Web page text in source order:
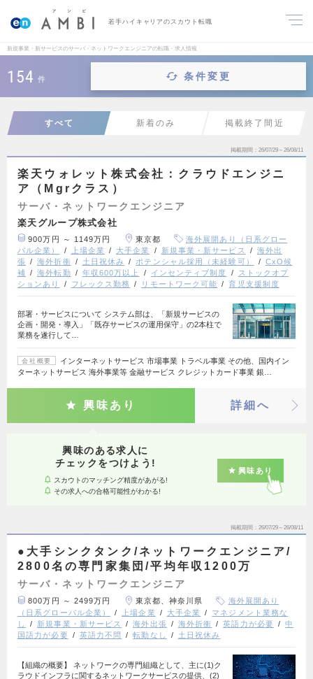
若手ハイキャリアのスカウト転職
新規事業・新サービスのサーバ・ネットワークエンジニアの転職・求人情報
154 件 条件変更
すべて 新着のみ 掲載終了間近
掲載期間 26/07/29～26/08/11
楽天ウォレット株式会社：クラウドエンジニ
ア（Mgrクラス）
サーバ・ネットワークエンジニア
楽天グループ株式会社
900万円 ～ 1149万円 東京都
海外展開あり（日系グロー
バル企業）
上場企業 大手企業 新規事業・新サービス
海外出
張
海外折衝 土日祝休み ポテンシャル採用（未経験可）
CxO候
補
海外転勤 年収600万以上 インセンティブ制度
ストックオプ
ションあり
フレックス勤務 リモートワーク可能 育児支援制度
部署・サービスについて システム部は、「新規サービスの
企画・開発・導入」「既存サービスの運用保守」の2本柱で
業務を遂行して…
会社概要
インターネットサービス 市場事業 トラベル事業 その他、国内イン
ターネットサービス 海外事業等 金融サービス クレジットカード事業 銀…
興味あり 詳細へ
興味のある求人に
チェックをつけよう!
スカウトのマッチング精度があがる!
その求人への合格可能性がわかる!
興味あり
掲載期間 26/07/29～26/08/11
●大手シンクタンク/ネットワークエンジニア/
2800名の専門家集団/平均年収1200万
サーバ・ネットワークエンジニア
800万円 ～ 2499万円 東京都、神奈川県
海外展開あり
（日系グローバル企業）
上場企業 大手企業
マネジメント業務な
し
新規事業・新サービス 海外出張 海外折衝 英語力が必要
中
国語力が必要
英語力不問 転勤なし 土日祝休み
【組織の概要】 ネットワークの専門組織として、主に(1)ク
ラウドインフラに関するネットワークサービスの提供、(2)